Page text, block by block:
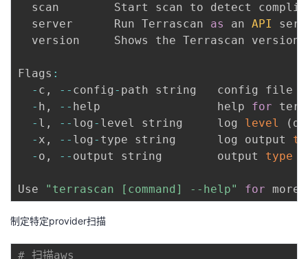
scan        Start scan to detect
  server      Run Terrascan
as an API
version     Shows the Terrascan version
Flags :
- c , -- config - path string   config file
- h , -- help                 help for
- l , -- log - level string     log level (
- x , -- log - type string      log output
- o , -- output string        output type
Use "terrascan [command] --help" for more
制定特定provider扫描
# 扫描aws